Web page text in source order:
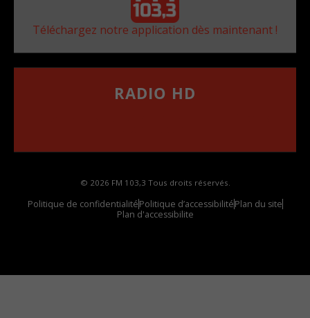
Téléchargez notre application dès maintenant !
RADIO HD
© 2026 FM 103,3 Tous droits réservés.
Politique de confidentialitéPolitique d’accessibilitéPlan du site
Plan d'accessibilite